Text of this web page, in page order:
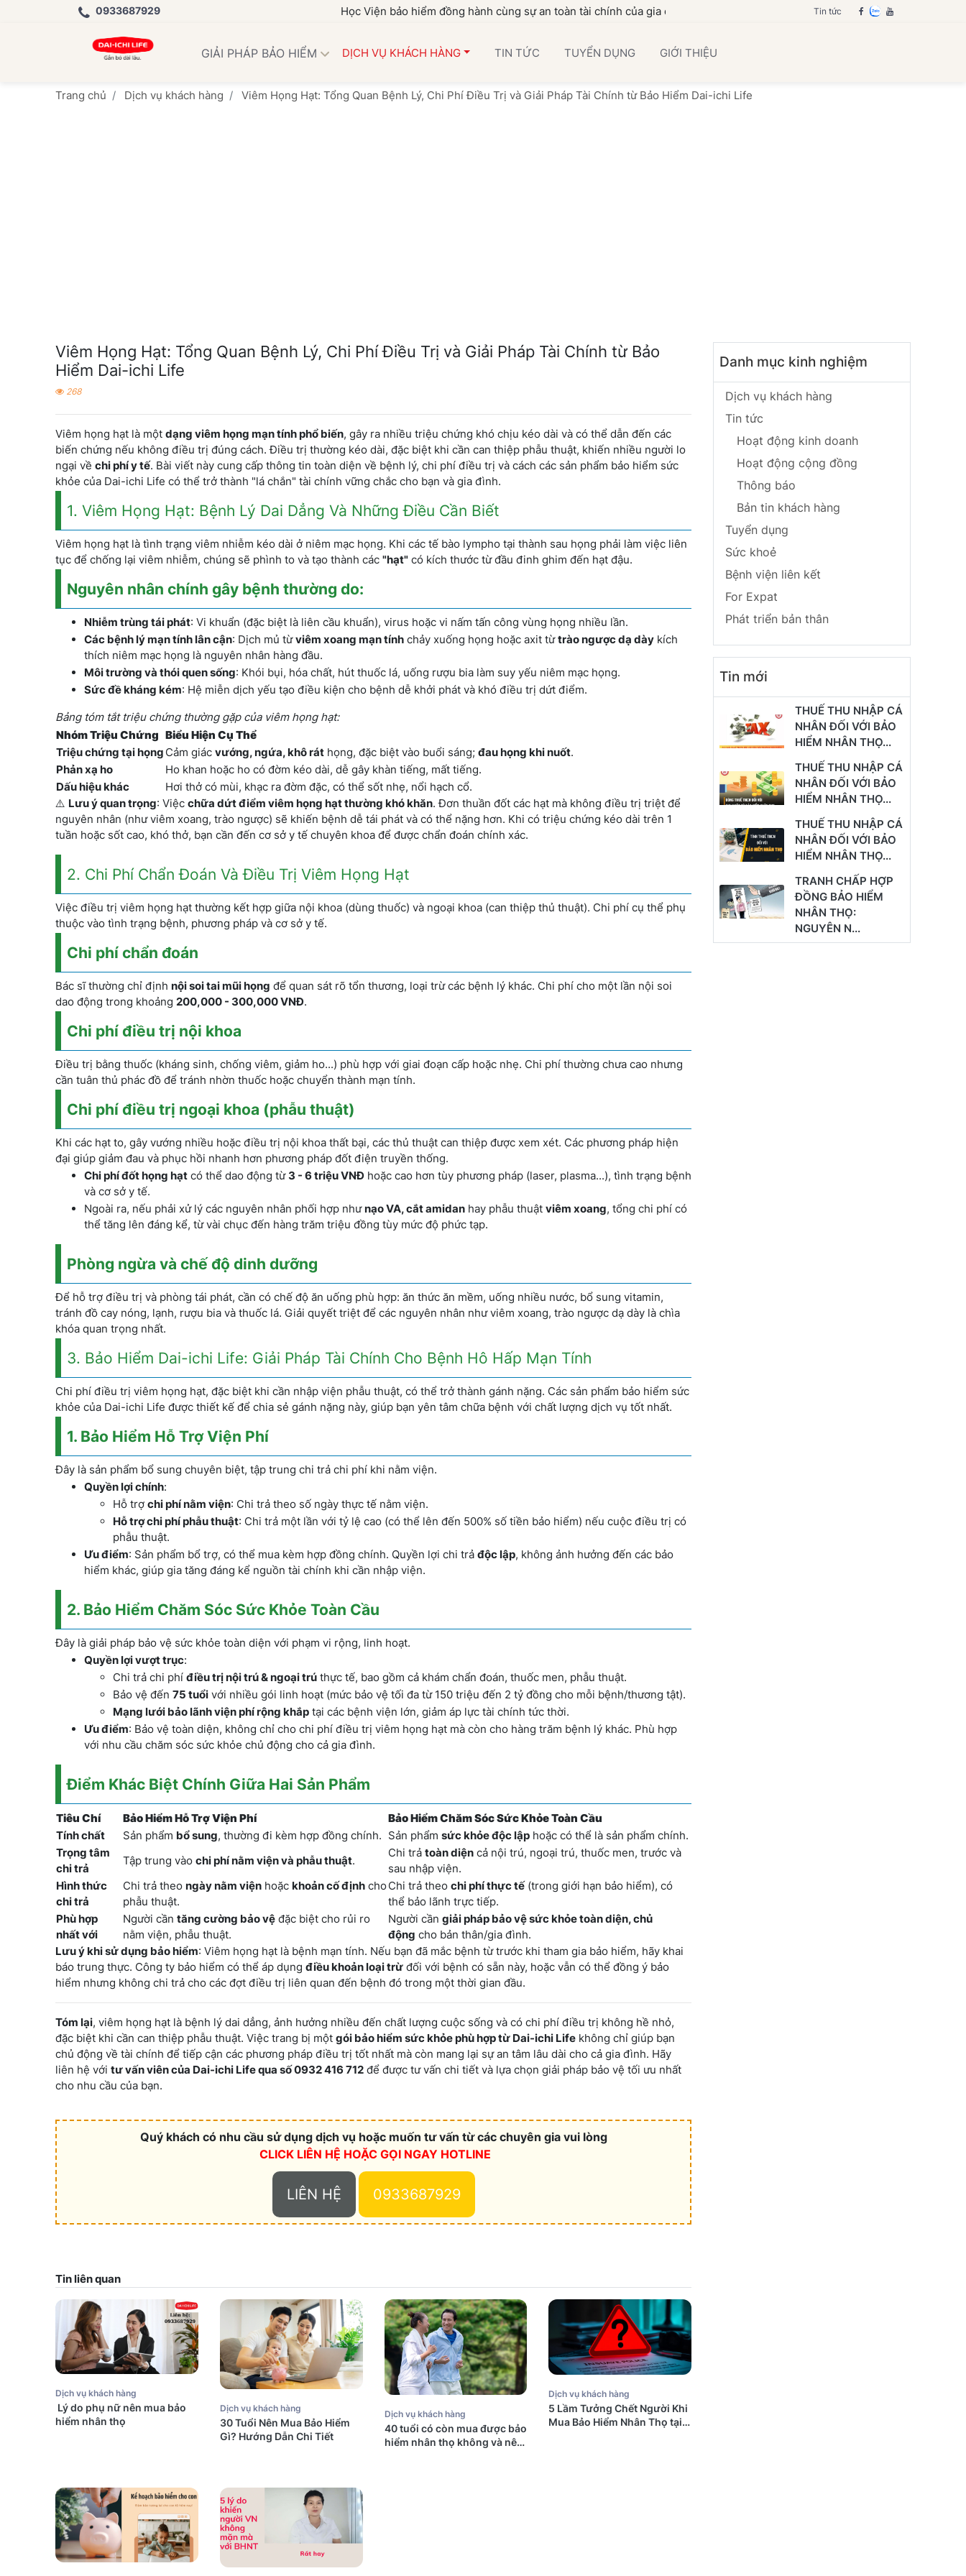
0933687929 Học Viện bảo hiểm đồng hành cùng sự an toàn tài chính của gia đình bạn Tin tức
GIẢI PHÁP BẢO HIỂM DỊCH VỤ KHÁCH HÀNG TIN TỨC TUYỂN DỤNG GIỚI THIỆU
Trang chủ Dịch vụ khách hàng Viêm Họng Hạt: Tổng Quan Bệnh Lý, Chi Phí Điều Trị và Giải Pháp Tài Chính từ Bảo Hiểm Dai-ichi Life
Viêm Họng Hạt: Tổng Quan Bệnh Lý, Chi Phí Điều Trị và Giải Pháp Tài Chính từ Bảo
Hiểm Dai-ichi Life
268
Viêm họng hạt là một dạng viêm họng mạn tính phổ biến, gây ra nhiều triệu chứng khó chịu kéo dài và có thể dẫn đến các
biến chứng nếu không điều trị đúng cách. Điều trị thường kéo dài, đặc biệt khi cần can thiệp phẫu thuật, khiến nhiều người lo
ngại về chi phí y tế. Bài viết này cung cấp thông tin toàn diện về bệnh lý, chi phí điều trị và cách các sản phẩm bảo hiểm sức
khỏe của Dai-ichi Life có thể trở thành "lá chắn" tài chính vững chắc cho bạn và gia đình.
1. Viêm Họng Hạt: Bệnh Lý Dai Dẳng Và Những Điều Cần Biết
Viêm họng hạt là tình trạng viêm nhiễm kéo dài ở niêm mạc họng. Khi các tế bào lympho tại thành sau họng phải làm việc liên
tục để chống lại viêm nhiễm, chúng sẽ phình to và tạo thành các "hạt" có kích thước từ đầu đinh ghim đến hạt đậu.
Nguyên nhân chính gây bệnh thường do:
Nhiễm trùng tái phát: Vi khuẩn (đặc biệt là liên cầu khuẩn), virus hoặc vi nấm tấn công vùng họng nhiều lần.
Các bệnh lý mạn tính lân cận: Dịch mủ từviêm xoang mạn tính chảy xuống họng hoặc axit từtrào ngược dạ dày kích
thích niêm mạc họng là nguyên nhân hàng đầu.
Môi trường và thói quen sống: Khói bụi, hóa chất, hút thuốc lá, uống rượu bia làm suy yếu niêm mạc họng.
Sức đề kháng kém: Hệ miễn dịch yếu tạo điều kiện cho bệnh dễ khởi phát và khó điều trị dứt điểm.
Bảng tóm tắt triệu chứng thường gặp của viêm họng hạt:
Nhóm Triệu Chứng Biểu Hiện Cụ Thể
Triệu chứng tại họng Cảm giác vướng, ngứa, khô rát họng, đặc biệt vào buổi sáng; đau họng khi nuốt.
Phản xạ ho
Ho khan hoặc ho có đờm kéo dài, dễ gây khàn tiếng, mất tiếng.
Dấu hiệu khác
Hơi thở có mùi, khạc ra đờm đặc, có thể sốt nhẹ, nổi hạch cổ.
⚠️ Lưu ý quan trọng: Việc chữa dứt điểm viêm họng hạt thường khó khăn. Đơn thuần đốt các hạt mà không điều trị triệt để
nguyên nhân (như viêm xoang, trào ngược) sẽ khiến bệnh dễ tái phát và có thể nặng hơn. Khi có triệu chứng kéo dài trên 1
tuần hoặc sốt cao, khó thở, bạn cần đến cơ sở y tế chuyên khoa để được chẩn đoán chính xác.
2. Chi Phí Chẩn Đoán Và Điều Trị Viêm Họng Hạt
Việc điều trị viêm họng hạt thường kết hợp giữa nội khoa (dùng thuốc) và ngoại khoa (can thiệp thủ thuật). Chi phí cụ thể phụ
thuộc vào tình trạng bệnh, phương pháp và cơ sở y tế.
Chi phí chẩn đoán
Bác sĩ thường chỉ định nội soi tai mũi họng để quan sát rõ tổn thương, loại trừ các bệnh lý khác. Chi phí cho một lần nội soi
dao động trong khoảng 200,000 - 300,000 VNĐ.
Chi phí điều trị nội khoa
Điều trị bằng thuốc (kháng sinh, chống viêm, giảm ho...) phù hợp với giai đoạn cấp hoặc nhẹ. Chi phí thường chưa cao nhưng
cần tuân thủ phác đồ để tránh nhờn thuốc hoặc chuyển thành mạn tính.
Chi phí điều trị ngoại khoa (phẫu thuật)
Khi các hạt to, gây vướng nhiều hoặc điều trị nội khoa thất bại, các thủ thuật can thiệp được xem xét. Các phương pháp hiện
đại giúp giảm đau và phục hồi nhanh hơn phương pháp đốt điện truyền thống.
Chi phí đốt họng hạt có thể dao động từ3 - 6 triệu VNĐ hoặc cao hơn tùy phương pháp (laser, plasma...), tình trạng bệnh
và cơ sở y tế.
Ngoài ra, nếu phải xử lý các nguyên nhân phối hợp như nạo VA, cắt amidan hay phẫu thuật viêm xoang, tổng chi phí có
thể tăng lên đáng kể, từ vài chục đến hàng trăm triệu đồng tùy mức độ phức tạp.
Phòng ngừa và chế độ dinh dưỡng
Để hỗ trợ điều trị và phòng tái phát, cần có chế độ ăn uống phù hợp: ăn thức ăn mềm, uống nhiều nước, bổ sung vitamin,
tránh đồ cay nóng, lạnh, rượu bia và thuốc lá. Giải quyết triệt để các nguyên nhân như viêm xoang, trào ngược dạ dày là chìa
khóa quan trọng nhất.
3. Bảo Hiểm Dai-ichi Life: Giải Pháp Tài Chính Cho Bệnh Hô Hấp Mạn Tính
Chi phí điều trị viêm họng hạt, đặc biệt khi cần nhập viện phẫu thuật, có thể trở thành gánh nặng. Các sản phẩm bảo hiểm sức
khỏe của Dai-ichi Life được thiết kế để chia sẻ gánh nặng này, giúp bạn yên tâm chữa bệnh với chất lượng dịch vụ tốt nhất.
1. Bảo Hiểm Hỗ Trợ Viện Phí
Đây là sản phẩm bổ sung chuyên biệt, tập trung chi trả chi phí khi nằm viện.
Quyền lợi chính:
Hỗ trợ chi phí nằm viện: Chi trả theo số ngày thực tế nằm viện.
Hỗ trợ chi phí phẫu thuật: Chi trả một lần với tỷ lệ cao (có thể lên đến 500% số tiền bảo hiểm) nếu cuộc điều trị có
phẫu thuật.
Ưu điểm: Sản phẩm bổ trợ, có thể mua kèm hợp đồng chính. Quyền lợi chi trả độc lập, không ảnh hưởng đến các bảo
hiểm khác, giúp gia tăng đáng kể nguồn tài chính khi cần nhập viện.
2. Bảo Hiểm Chăm Sóc Sức Khỏe Toàn Cầu
Đây là giải pháp bảo vệ sức khỏe toàn diện với phạm vi rộng, linh hoạt.
Quyền lợi vượt trục:
Chi trả chi phí điều trị nội trú & ngoại trú thực tế, bao gồm cả khám chẩn đoán, thuốc men, phẫu thuật.
Bảo vệ đến 75 tuổi với nhiều gói linh hoạt (mức bảo vệ tối đa từ 150 triệu đến 2 tỷ đồng cho mỗi bệnh/thương tật).
Mạng lưới bảo lãnh viện phí rộng khắp tại các bệnh viện lớn, giảm áp lực tài chính tức thời.
Ưu điểm: Bảo vệ toàn diện, không chỉ cho chi phí điều trị viêm họng hạt mà còn cho hàng trăm bệnh lý khác. Phù hợp
với nhu cầu chăm sóc sức khỏe chủ động cho cả gia đình.
Điểm Khác Biệt Chính Giữa Hai Sản Phẩm
Tiêu Chí Bảo Hiểm Hỗ Trợ Viện Phí
Bảo Hiểm Chăm Sóc Sức Khỏe Toàn Cầu
Tính chất
Sản phẩm bổ sung, thường đi kèm hợp đồng chính. Sản phẩm sức khỏe độc lập hoặc có thể là sản phẩm chính.
Trọng tâm
chi trả
Tập trung vào chi phí nằm viện và phẫu thuật.
Chi trả toàn diện cả nội trú, ngoại trú, thuốc men, trước và
sau nhập viện.
Hình thức
chi trả
Chi trả theo ngày nằm viện hoặc khoản cố định cho
phẫu thuật.
Chi trả theo chi phí thực tế(trong giới hạn bảo hiểm), có
thể bảo lãnh trực tiếp.
Phù hợp
nhất với
Người cần tăng cường bảo vệ đặc biệt cho rủi ro
nằm viện, phẫu thuật.
Người cần giải pháp bảo vệ sức khỏe toàn diện, chủ
động cho bản thân/gia đình.
Lưu ý khi sử dụng bảo hiểm: Viêm họng hạt là bệnh mạn tính. Nếu bạn đã mắc bệnh từ trước khi tham gia bảo hiểm, hãy khai
báo trung thực. Công ty bảo hiểm có thể áp dụng điều khoản loại trừ đối với bệnh có sẵn này, hoặc vẫn có thể đồng ý bảo
hiểm nhưng không chi trả cho các đợt điều trị liên quan đến bệnh đó trong một thời gian đầu.
Tóm lại, viêm họng hạt là bệnh lý dai dẳng, ảnh hưởng nhiều đến chất lượng cuộc sống và có chi phí điều trị không hề nhỏ,
đặc biệt khi cần can thiệp phẫu thuật. Việc trang bị một gói bảo hiểm sức khỏe phù hợp từ Dai-ichi Life không chỉ giúp bạn
chủ động về tài chính để tiếp cận các phương pháp điều trị tốt nhất mà còn mang lại sự an tâm lâu dài cho cả gia đình. Hãy
liên hệ với tư vấn viên của Dai-ichi Life qua số 0932 416 712 để được tư vấn chi tiết và lựa chọn giải pháp bảo vệ tối ưu nhất
cho nhu cầu của bạn.
Quý khách có nhu cầu sử dụng dịch vụ hoặc muốn tư vấn từ các chuyên gia vui lòng
CLICK LIÊN HỆ HOẶC GỌI NGAY HOTLINE
LIÊN HỆ 0933687929
Tin liên quan
Dịch vụ khách hàng
Lý do phụ nữ nên mua bảo
hiểm nhân thọ
Dịch vụ khách hàng
30 Tuổi Nên Mua Bảo Hiểm
Gì? Hướng Dẫn Chi Tiết
Dịch vụ khách hàng
40 tuổi có còn mua được bảo
hiểm nhân thọ không và nên
Dịch vụ khách hàng
5 Lầm Tưởng Chết Người Khi
Mua Bảo Hiểm Nhân Thọ tại
Danh mục kinh nghiệm
Dịch vụ khách hàng
Tin tức
Hoạt động kinh doanh
Hoạt động cộng đồng
Thông báo
Bản tin khách hàng
Tuyển dụng
Sức khoẻ
Bệnh viện liên kết
For Expat
Phát triển bản thân
Tin mới
THUẾ THU NHẬP CÁ
NHÂN ĐỐI VỚI BẢO
HIỂM NHÂN THỌ...
THUẾ THU NHẬP CÁ
NHÂN ĐỐI VỚI BẢO
HIỂM NHÂN THỌ...
THUẾ THU NHẬP CÁ
NHÂN ĐỐI VỚI BẢO
HIỂM NHÂN THỌ...
TRANH CHẤP HỢP
ĐỒNG BẢO HIỂM
NHÂN THỌ:
NGUYÊN N...